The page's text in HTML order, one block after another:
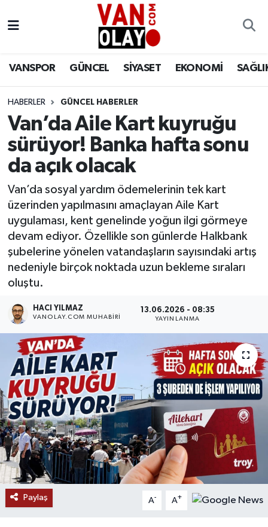
VANSPOR GÜNCEL SİYASET EKONOMİ
HABERLER GÜNCEL HABERLER
Van’da Aile Kart kuyruğu
sürüyor! Banka hafta sonu
da açık olacak
Van’da sosyal yardım ödemelerinin tek kart
üzerinden yapılmasını amaçlayan Aile Kart
uygulaması, kent genelinde yoğun ilgi görmeye
devam ediyor. Özellikle son günlerde Halkbank
şubelerine yönelen vatandaşların sayısındaki artış
nedeniyle birçok noktada uzun bekleme sıraları
oluştu.
HACI YILMAZ
VANOLAY.COM MUHABIRI
13.06.2026 - 08:35
YAYINLANMA
Paylaş A- A+
Siyaset
Ekonomi
Sağlık
Eğitim
Bilim & Teknoloji
Dünya
RESMİ İLANLAR
Van Nöbetçi Eczaneler
Van Namaz Vakitleri
Van Trafik Yoğunluk Haritası
Süper Lig Puan Durumu ve Fikstür
Tüm Manşetler
Son Dakika Haberleri
Haber Arşivi